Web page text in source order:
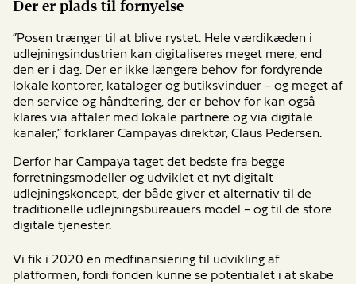
Der er plads til fornyelse
”Posen trænger til at blive rystet. Hele værdikæden i
udlejningsindustrien kan digitaliseres meget mere, end
den er i dag. Der er ikke længere behov for fordyrende
lokale kontorer, kataloger og butiksvinduer – og meget af
den service og håndtering, der er behov for kan også
klares via aftaler med lokale partnere og via digitale
kanaler,” forklarer Campayas direktør, Claus Pedersen.
Derfor har Campaya taget det bedste fra begge
forretningsmodeller og udviklet et nyt digitalt
udlejningskoncept, der både giver et alternativ til de
traditionelle udlejningsbureauers model – og til de store
digitale tjenester.
Vi fik i 2020 en medfinansiering til udvikling af
platformen, fordi fonden kunne se potentialet i at skabe